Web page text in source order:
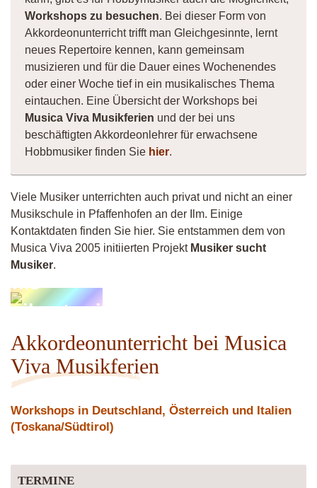
Workshops zu besuchen. Bei dieser Form von
Akkordeonunterricht trifft man Gleichgesinnte, lernt
neues Repertoire kennen, kann gemeinsam
musizieren und für die Dauer eines Wochenendes
oder einer Woche tief in ein musikalisches Thema
eintauchen. Eine Übersicht der Workshops bei
Musica Viva Musikferien und der bei uns
beschäftigten Akkordeonlehrer für erwachsene
Hobbmusiker finden Sie hier.
Viele Musiker unterrichten auch privat und nicht an einer
Musikschule in Pfaffenhofen an der Ilm. Einige
Kontaktdaten finden Sie hier. Sie entstammen dem von
Musica Viva 2005 initiierten Projekt Musiker sucht
Musiker.
Akkordeonunterricht bei Musica
Viva Musikferien
Workshops in Deutschland, Österreich und Italien
(Toskana/Südtirol)
TERMINE